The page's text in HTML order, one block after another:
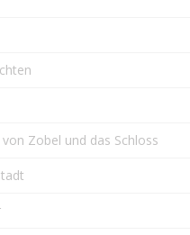
Zobel und das Schloss